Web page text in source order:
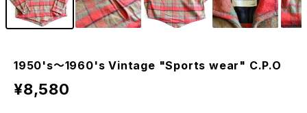
1950's〜1960's Vintage "Sports wear" C.P.O
¥8,580